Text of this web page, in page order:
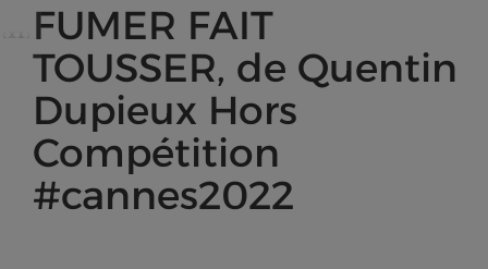
FUMER FAIT
TOUSSER, de Quentin
Dupieux Hors
Compétition
#cannes2022